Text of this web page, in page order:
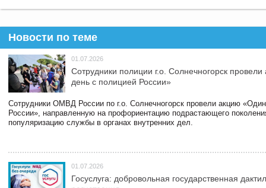
Новости по теме
01.07.2026
Сотрудники полиции г.о. Солнечногорск
день с полицией России»
Сотрудники ОМВД России по г.о. Солнечногорск провели акцию
России», направленную на профориентацию подрастающего
популяризацию службы в органах внутренних дел.
01.07.2026
Госуслуга: добровольная государственная